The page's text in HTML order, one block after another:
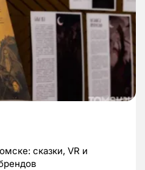
сказки, VR и